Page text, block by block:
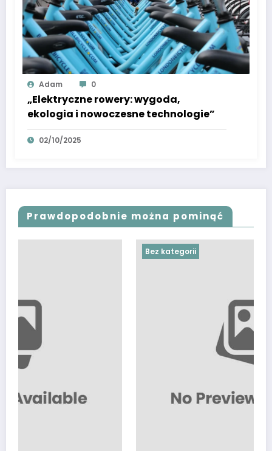
Adam 0
„Elektryczne rowery: wygoda,
ekologia i nowoczesne technologie”
02/10/2025
Prawdopodobnie można pominąć